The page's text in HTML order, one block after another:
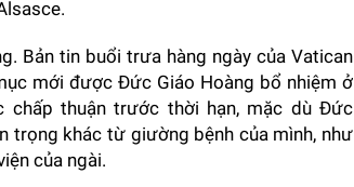
Bản tin buổi trưa hàng ngày của Vatican
mới được Đức Giáo Hoàng bổ nhiệm ở
chấp thuận trước thời hạn, mặc dù Đức
trọng khác từ giường bệnh của mình, như
của ngài.